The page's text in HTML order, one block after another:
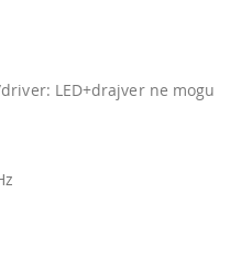
LED+drajver ne mogu